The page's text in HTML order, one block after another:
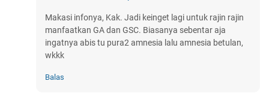
Makasi infonya, Kak. Jadi keinget lagi untuk rajin rajin
manfaatkan GA dan GSC. Biasanya sebentar aja
ingatnya abis tu pura2 amnesia lalu amnesia betulan,
wkkk
Balas